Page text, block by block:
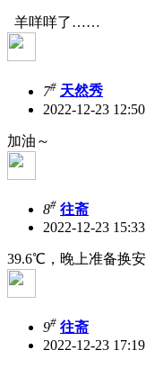
羊咩咩了……
7# 天然秀
2022-12-23 12:50
加油～
8# 往斋
2022-12-23 15:33
39.6℃，晚上准备换
9# 往斋
2022-12-23 17:19